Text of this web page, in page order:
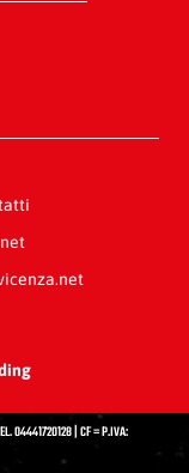
04441720128 | CF = P.IVA: